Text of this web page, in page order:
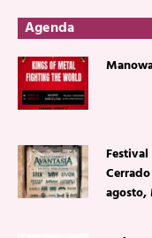
Agenda
agosto,